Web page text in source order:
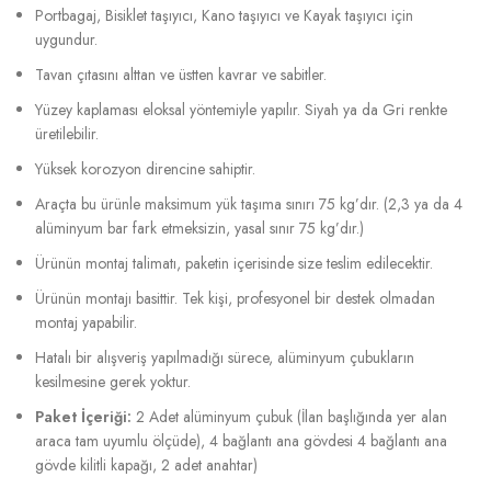
Portbagaj, Bisiklet taşıyıcı, Kano taşıyıcı ve Kayak taşıyıcı için
uygundur.
Tavan çıtasını alttan ve üstten kavrar ve sabitler.
Yüzey kaplaması eloksal yöntemiyle yapılır. Siyah ya da Gri renkte
üretilebilir.
Yüksek korozyon direncine sahiptir.
Araçta bu ürünle maksimum yük taşıma sınırı 75 kg’dır. (2,3 ya da 4
alüminyum bar fark etmeksizin, yasal sınır 75 kg’dır.)
Ürünün montaj talimatı, paketin içerisinde size teslim edilecektir.
Ürünün montajı basittir. Tek kişi, profesyonel bir destek olmadan
montaj yapabilir.
Hatalı bir alışveriş yapılmadığı sürece, alüminyum çubukların
kesilmesine gerek yoktur.
Paket İçeriği: 2 Adet alüminyum çubuk (İlan başlığında yer alan
araca tam uyumlu ölçüde), 4 bağlantı ana gövdesi 4 bağlantı ana
gövde kilitli kapağı, 2 adet anahtar)